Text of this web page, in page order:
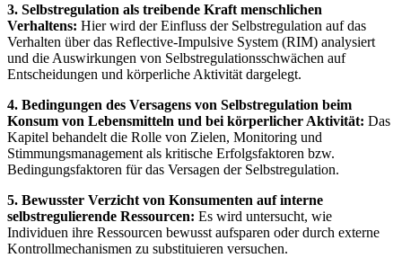
3. Selbstregulation als treibende Kraft menschlichen
Verhaltens: Hier wird der Einfluss der Selbstregulation auf das
Verhalten über das Reflective-Impulsive System (RIM) analysiert
und die Auswirkungen von Selbstregulationsschwächen auf
Entscheidungen und körperliche Aktivität dargelegt.
4. Bedingungen des Versagens von Selbstregulation beim
Konsum von Lebensmitteln und bei körperlicher Aktivität: Das
Kapitel behandelt die Rolle von Zielen, Monitoring und
Stimmungsmanagement als kritische Erfolgsfaktoren bzw.
Bedingungsfaktoren für das Versagen der Selbstregulation.
5. Bewusster Verzicht von Konsumenten auf interne
selbstregulierende Ressourcen: Es wird untersucht, wie
Individuen ihre Ressourcen bewusst aufsparen oder durch externe
Kontrollmechanismen zu substituieren versuchen.